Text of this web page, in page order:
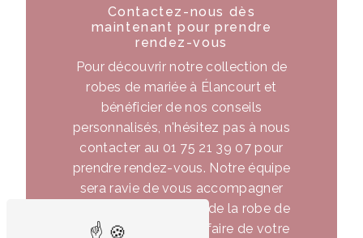
Contactez-nous dès
maintenant pour prendre
rendez-vous
Pour découvrir notre collection de
robes de mariée à Élancourt et
bénéficier de nos conseils
personnalisés, n'hésitez pas à nous
contacter au 01 75 21 39 07 pour
prendre rendez-vous. Notre équipe
sera ravie de vous accompagner
dans votre recherche de la robe de
mariée parfaite et de faire de votre